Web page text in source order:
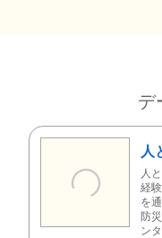
デ
人
人
経
を
防
ン